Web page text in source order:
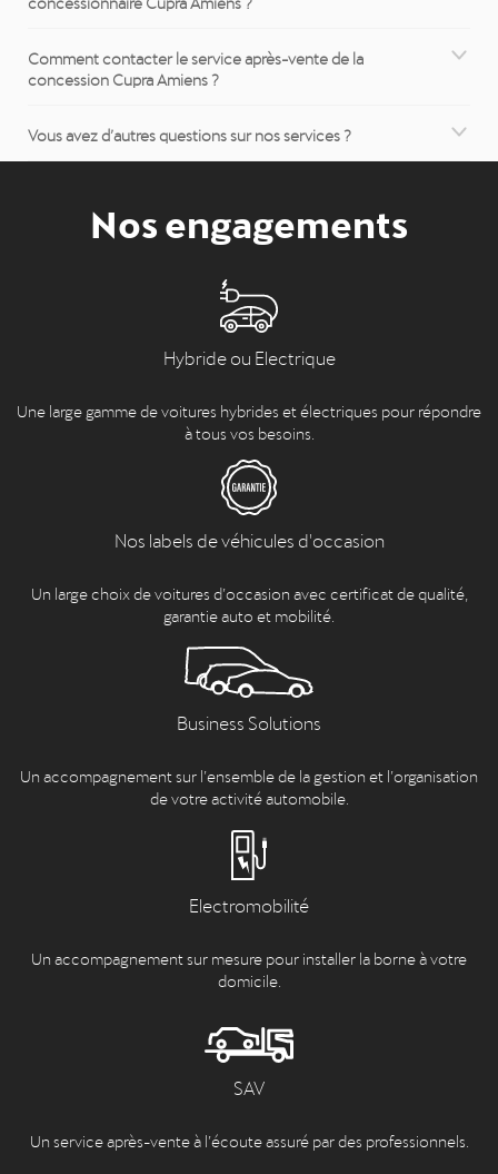
Comment contacter le service après-vente de la
concession Cupra Amiens ?
Vous avez d’autres questions sur nos services ?
Nos engagements
Hybride ou Electrique
Une large gamme de voitures hybrides et électriques pour répondre
à tous vos besoins.
Nos labels de véhicules d'occasion
Un large choix de voitures d’occasion avec certificat de qualité,
garantie auto et mobilité.
Business Solutions
Un accompagnement sur l’ensemble de la gestion et l’organisation
de votre activité automobile.
Electromobilité
Un accompagnement sur mesure pour installer la borne à votre
domicile.
SAV
Un service après-vente à l’écoute assuré par des professionnels.